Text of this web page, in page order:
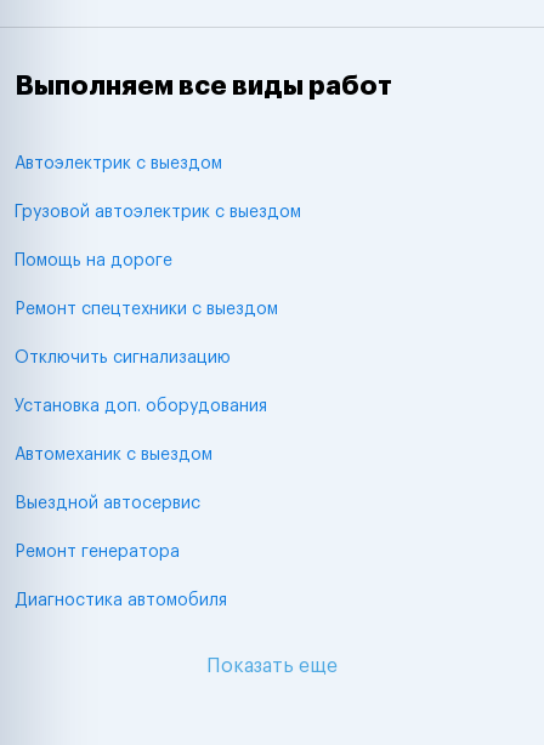
Выполняем все виды работ
Автоэлектрик с выездом
Грузовой автоэлектрик с выездом
Помощь на дороге
Ремонт спецтехники с выездом
Отключить сигнализацию
Установка доп. оборудования
Автомеханик с выездом
Выездной автосервис
Ремонт генератора
Диагностика автомобиля
Показать еще